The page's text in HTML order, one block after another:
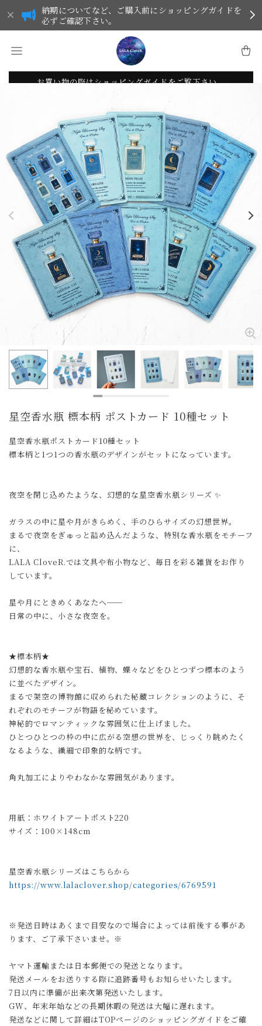
納期についてなど、ご購入前にショッピングガイドを
必ずご確認下さい。
お買い物の際はショッピングガイドをご覧下さい。
星空香水瓶 標本柄 ポストカード 10種セット
星空香水瓶ポストカード10種セット
標本柄と1つ1つの香水瓶のデザインがセットになっています。
夜空を閉じ込めたような、幻想的な星空香水瓶シリーズ ✨
ガラスの中に星や月がきらめく、手のひらサイズの幻想世界。
まるで夜空をぎゅっと詰め込んだような、特別な香水瓶をモチーフ
に、
LALA CloveR.では文具や布小物など、毎日を彩る雑貨をお作り
しています。
星や月にときめくあなたへ──
日常の中に、小さな夜空を。
★標本柄★
幻想的な香水瓶や宝石、植物、蝶々などをひとつずつ標本のよう
に並べたデザイン。
まるで架空の博物館に収められた秘蔵コレクションのように、そ
れぞれのモチーフが物語を秘めています。
神秘的でロマンティックな雰囲気に仕上げました。
ひとつひとつの枠の中に広がる空想の世界を、じっくり眺めたく
なるような、繊細で印象的な柄です。
角丸加工によりやわなかな雰囲気があります。
用紙：ホワイトアートポスト220
サイズ：100×148cm
星空香水瓶シリーズはこちらから
https://www.lalaclover.shop/categories/6769591
※発送日時はあくまで目安なので場合によっては前後する事があ
ります、ご了承下さいませ。※
ヤマト運輸または日本郵便での発送となります。
発送メールをお送りする際に追跡番号もお知らせいたします。
7日以内に準備が出来次第発送いたします。
GW、年末年始などの長期休暇の発送は大幅に遅れます。
発送などに関して詳細はTOPページのショッピングガイドをご確